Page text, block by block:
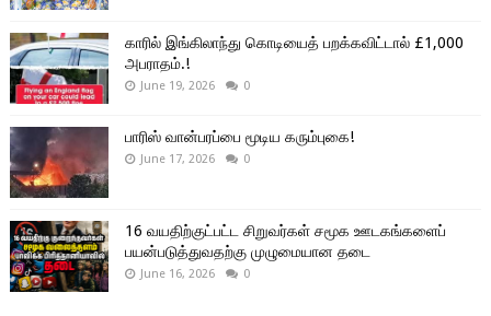
காரில் இங்கிலாந்து கொடியைத் பறக்கவிட்டால் £1,000
அபராதம்.!
June 19, 2026 0
பாரிஸ் வான்பரப்பை மூடிய கரும்புகை!
June 17, 2026 0
16 வயதிற்குட்பட்ட சிறுவர்கள் சமூக ஊடகங்களைப்
பயன்படுத்துவதற்கு முழுமையான தடை
June 16, 2026 0